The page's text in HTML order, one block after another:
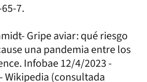
7.
Gripe aviar: qué riesgo
una pandemia entre los
Infobae 12/4/2023 -
Wikipedia (consultada